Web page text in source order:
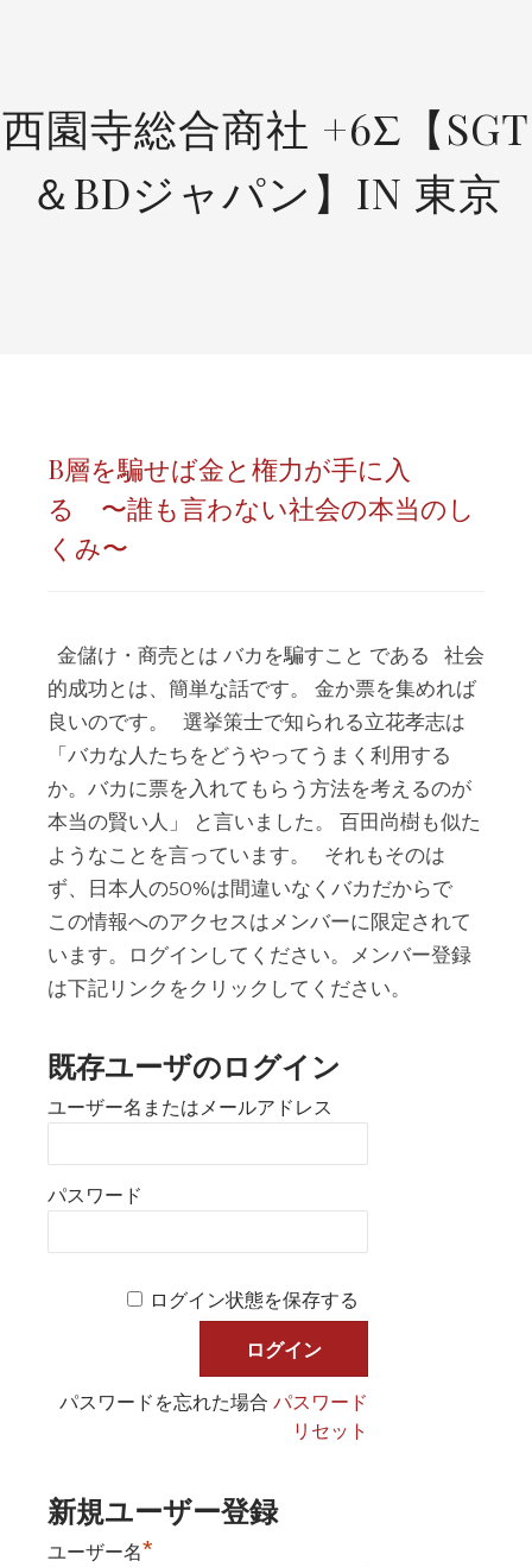
西園寺総合商社 +6Σ【SGT
＆BDジャパン】IN 東京
B層を騙せば金と権力が手に入
る 〜誰も言わない社会の本当のし
くみ〜
金儲け・商売とは バカを騙すこと である 社会
的成功とは、簡単な話です。 金か票を集めれば
良いのです。 選挙策士で知られる立花孝志は
「バカな人たちをどうやってうまく利用する
か。バカに票を入れてもらう方法を考えるのが
本当の賢い人」 と言いました。 百田尚樹も似た
ようなことを言っています。 それもそのは
ず、日本人の50%は間違いなくバカだからで
この情報へのアクセスはメンバーに限定されて
います。ログインしてください。メンバー登録
は下記リンクをクリックしてください。
既存ユーザのログイン
ユーザー名またはメールアドレス
パスワード
ログイン状態を保存する
パスワードを忘れた場合パスワード
リセット
新規ユーザー登録
ユーザー名*